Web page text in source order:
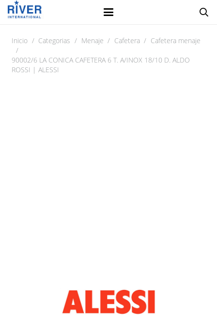
Inicio / Categorias / Menaje / Cafetera / Cafetera menaje
/
90002/6 LA CONICA CAFETERA 6 T. A/INOX 18/10 D. ALDO
ROSSI | ALESSI